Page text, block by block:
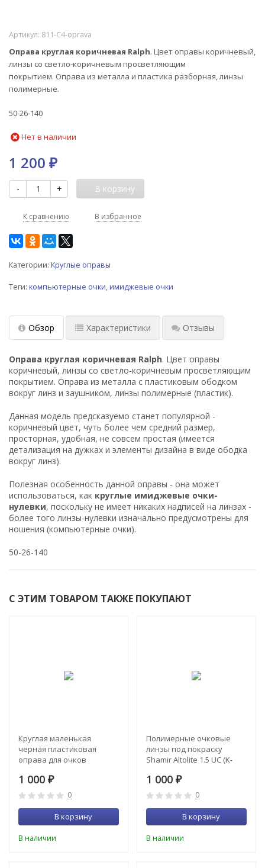
Артикул: 811-C4-oprava
Оправа круглая коричневая Ralph. Цвет оправы коричневый,
линзы со светло-коричневым просветляющим
покрытием. Оправа из металла и пластика разборная, линзы
полимерные.
50-26-140
Нет в наличии
1 200 ₽
- + В корзину
К сравнению В избранное
Категории: Круглые оправы
Теги: компьютерные очки,имиджевые очки
Обзор Характеристики Отзывы
Оправа круглая коричневая Ralph. Цвет оправы
коричневый, линзы со светло-коричневым просветляющим
покрытием. Оправа из металла с пластиковым ободком
вокруг линз и заушником, линзы полимерные (пластик).
Данная модель предсказуемо станет популярной -
коричневый цвет, чуть более чем средний размер,
просторная, удобная, не совсем простая (имеется
детализация на дужках и элементы дизайна в виде ободка
вокруг линз).
Полезная особенность данной оправы - она может
использоваться, как круглые имиджевые очки-
нулевки, поскольку не имеет никаких надписей на линзах -
более того линзы-нулевки изначально предусмотрены для
ношения (компьютерные очки).
50-26-140
С ЭТИМ ТОВАРОМ ТАКЖЕ ПОКУПАЮТ
Круглая маленькая
черная пластиковая
оправа для очков
1 000 ₽
0
В корзину
В наличии
Полимерные очковые
линзы под покраску
Shamir Altolite 1.5 UC (K-
1 000 ₽
0
В корзину
В наличии